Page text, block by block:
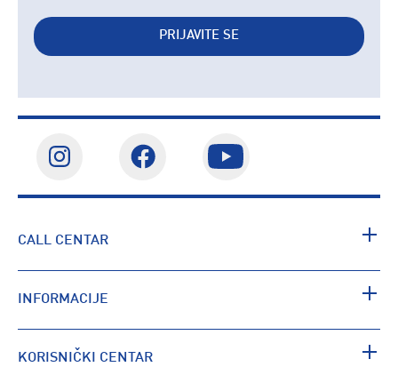
PRIJAVITE SE
CALL CENTAR
INFORMACIJE
KORISNIČKI CENTAR